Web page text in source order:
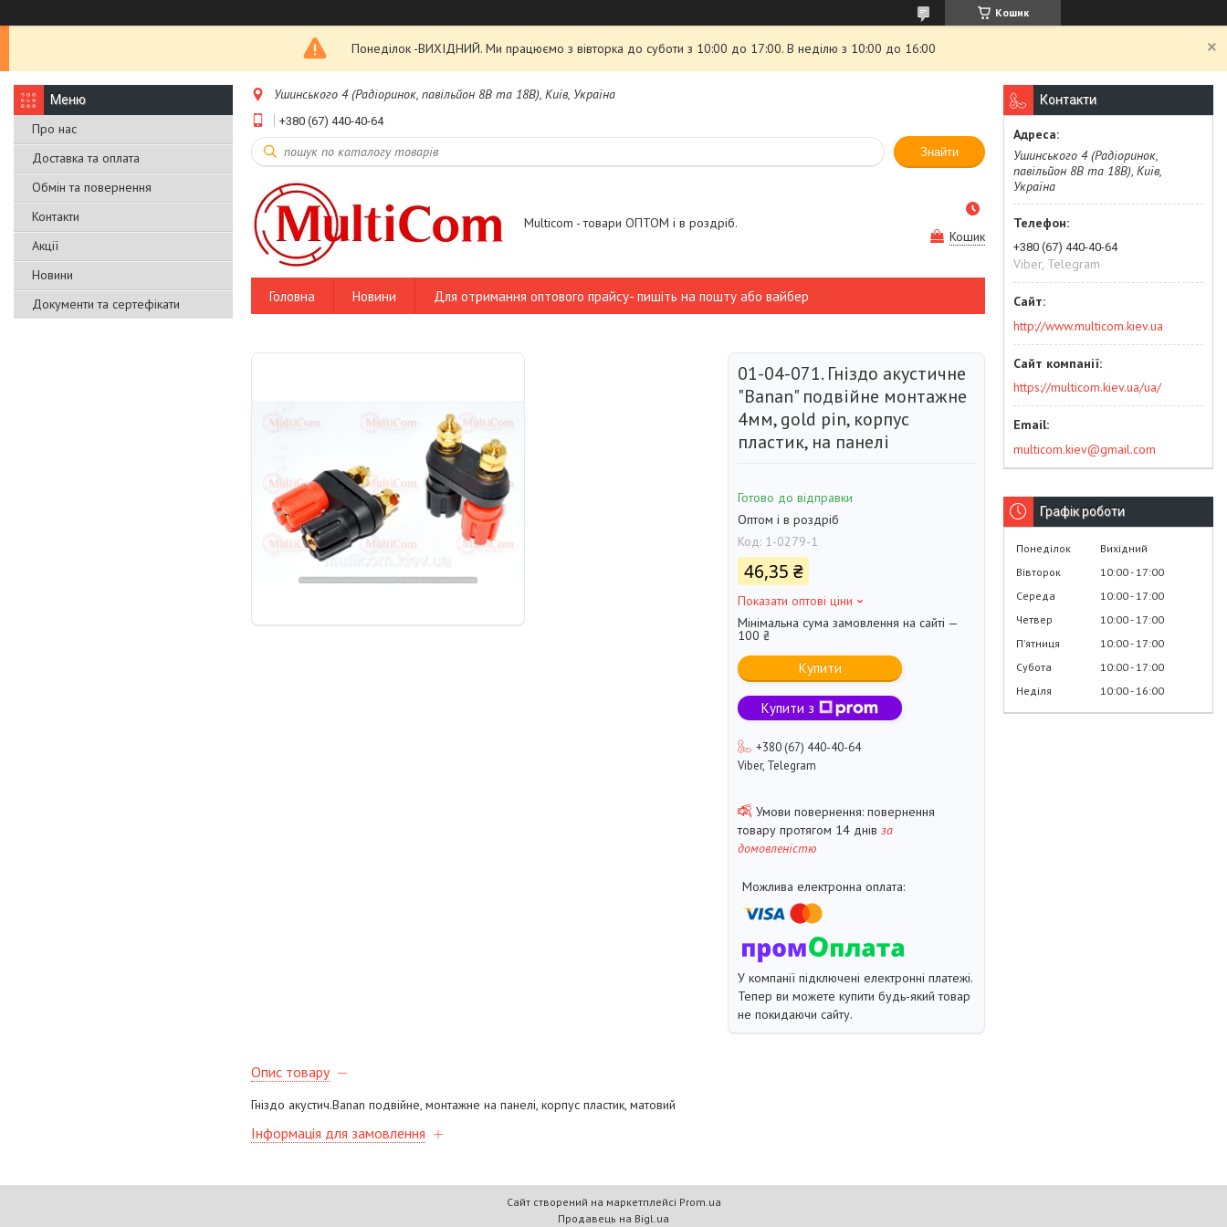
Кошик
Понеділок -ВИХІДНИЙ. Ми працюємо з вівторка до суботи з 10:00 до 17:00. В неділю з 10:00 до 16:00
Про нас
Доставка та оплата
Обмін та повернення
Контакти
Акції
Новини
Документи та сертефікати
Ушинського 4 (Радіоринок, павільйон 8В та 18В), Київ, Україна
+380 (67) 440-40-64
Знайти
Multicom - товари ОПТОМ і в роздріб.
Кошик
Головна Новини Для отримання оптового прайсу- пишіть на пошту або вайбер
01-04-071. Гніздо акустичне
"Banan" подвійне монтажне
4мм, gold pin, корпус
пластик, на панелі
Готово до відправки
Оптом і в роздріб
Код: 1-0279-1
46,35 ₴
Показати оптові ціни
Мінімальна сума замовлення на сайті —
100 ₴
Купити
Купити з
+380 (67) 440-40-64
Viber, Telegram
повернення
товару протягом 14 днів за
домовленістю
У компанії підключені електронні платежі.
Тепер ви можете купити будь-який товар
не покидаючи сайту.
Опис товару
Гніздо акустич.Banan подвійне, монтажне на панелі, корпус пластик, матовий
Інформація для замовлення
Контакти
Ушинського 4 (Радіоринок,
павільйон 8В та 18В), Київ,
Україна
+380 (67) 440-40-64
Viber, Telegram
http://www.multicom.kiev.ua
https://multicom.kiev.ua/ua/
multicom.kiev@gmail.com
Графік роботи
Понеділок
Вихідний
Вівторок
10:00 17:00
Середа
10:00 17:00
Четвер
10:00 17:00
Пʼятниця
10:00 17:00
Субота
10:00 17:00
Неділя
10:00 16:00
Сайт створений на маркетплейсі Prom.ua
Продавець на Bigl.ua